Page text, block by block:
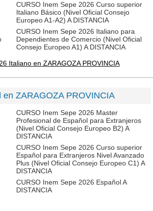
CURSO Inem Sepe 2026 Curso superior
Italiano Básico (Nivel Oficial Consejo
Europeo A1-A2) A DISTANCIA
CURSO Inem Sepe 2026 Italiano para
Dependientes de Comercio (Nivel Oficial
Consejo Europeo A1) A DISTANCIA
Italiano en ZARAGOZA PROVINCIA
ZARAGOZA PROVINCIA
CURSO Inem Sepe 2026 Master
Profesional de Español para Extranjeros
(Nivel Oficial Consejo Europeo B2) A
DISTANCIA
CURSO Inem Sepe 2026 Curso superior
Español para Extranjeros Nivel Avanzado
Plus (Nivel Oficial Consejo Europeo C1) A
DISTANCIA
CURSO Inem Sepe 2026 Español A
DISTANCIA